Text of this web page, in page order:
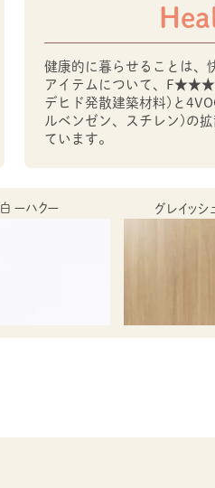
健康的に暮らせることは、
アイテムについて、
デヒド発散建築材料）と
ルベンゼン、スチレン）の
ています。
白 ーハクー グレイッシ